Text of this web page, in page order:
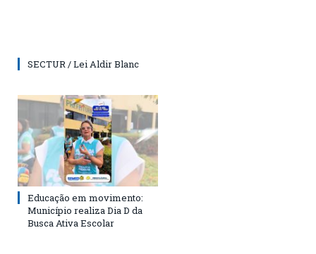
SECTUR / Lei Aldir Blanc
Educação em movimento:
Município realiza Dia D da
Busca Ativa Escolar